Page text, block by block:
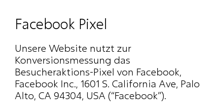
Facebook Pixel
Unsere Website nutzt zur
Konversionsmessung das
Besucheraktions-Pixel von Facebook,
Facebook Inc., 1601 S. California Ave, Palo
Alto, CA 94304, USA (“Facebook”).